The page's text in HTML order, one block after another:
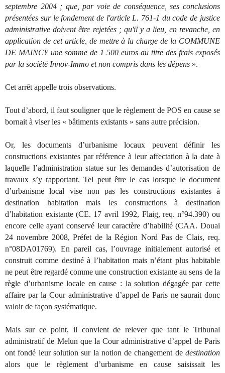
septembre 2004 ; que, par voie de conséquence, ses conclusions
présentées sur le fondement de l'article L. 761-1 du code de justice
administrative doivent être rejetées ; qu'il y a lieu, en revanche, en
application de cet article, de mettre à la charge de la COMMUNE
DE MAINCY une somme de 1 500 euros au titre des frais exposés
par la société Innov-Immo et non compris dans les dépens ».
Cet arrêt appelle trois observations.
Tout d’abord, il faut souligner que le règlement de POS en cause se
bornait à viser les « bâtiments existants » sans autre précision.
Or, les documents d’urbanisme locaux peuvent définir les
constructions existantes par référence à leur affectation à la date à
laquelle l’administration statue sur les demandes d’autorisation de
travaux s’y rapportant. Tel peut être le cas lorsque le document
d’urbanisme local vise non pas les constructions existantes à
destination habitation mais les constructions à destination
d’habitation existante (CE. 17 avril 1992, Flaig, req. n°94.390) ou
encore celle ayant conservé leur caractère d’habilité (CAA. Douai
24 novembre 2008, Préfet de la Région Nord Pas de Clais, req.
n°08DA01769). En pareil cas, l’ouvrage initialement autorisé et
construit comme destiné à l’habitation mais n’étant plus habitable
ne peut être regardé comme une construction existante au sens de la
règle d’urbanisme locale en cause : la solution dégagée par cette
affaire par la Cour administrative d’appel de Paris ne saurait donc
valoir de façon systématique.
Mais sur ce point, il convient de relever que tant le Tribunal
administratif de Melun que la Cour administrative d’appel de Paris
ont fondé leur solution sur la notion de changement de destination
alors que le règlement d’urbanisme en cause saisissait les